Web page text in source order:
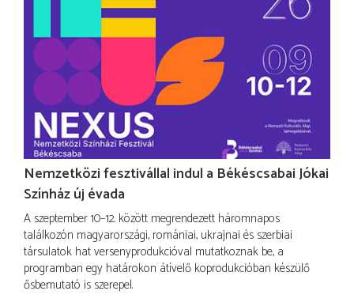
Nemzetközi fesztivállal indul a Békéscsabai Jókai
Színház új évada
A szeptember 10–12. között megrendezett háromnapos
találkozón magyarországi, romániai, ukrajnai és szerbiai
társulatok hat versenyprodukcióval mutatkoznak be, a
programban egy határokon átívelő koprodukcióban készülő
ősbemutató is szerepel.